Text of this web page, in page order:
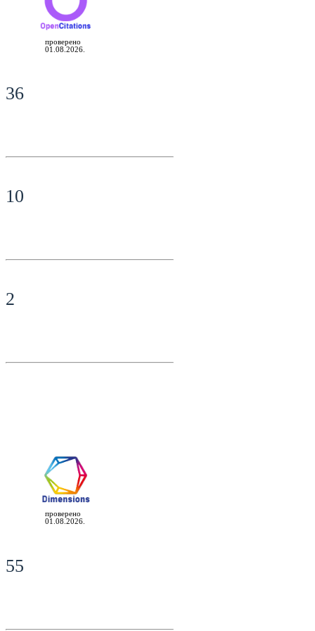
проверено
01.08.2026.
36
10
2
проверено
01.08.2026.
55